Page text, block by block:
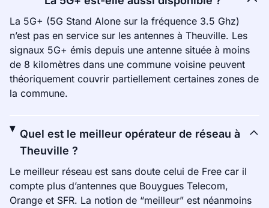
La 5G+ (5G Stand Alone sur la fréquence 3.5 Ghz)
n’est pas en service sur les antennes à Theuville. Les
signaux 5G+ émis depuis une antenne située à moins
de 8 kilomètres dans une commune voisine peuvent
théoriquement couvrir partiellement certaines zones de
la commune.
Quel est le meilleur opérateur de réseau à
Theuville ?
Le meilleur réseau est sans doute celui de Free car il
compte plus d’antennes que Bouygues Telecom,
Orange et SFR. La notion de “meilleur” est néanmoins